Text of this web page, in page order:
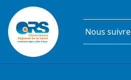
Aller au contenu principal
Nous suivre